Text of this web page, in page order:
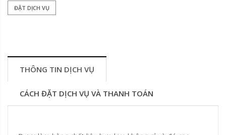
ĐẶT DỊCH VỤ
THÔNG TIN DỊCH VỤ
CÁCH ĐẶT DỊCH VỤ VÀ THANH TOÁN